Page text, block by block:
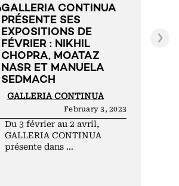
GALLERIA CONTINUA
PRÉSENTE SES
EXPOSITIONS DE
FÉVRIER : NIKHIL
CHOPRA, MOATAZ
NASR ET MANUELA
SEDMACH
GALLERIA CONTINUA
February 3, 2023
Du 3 février au 2 avril,
GALLERIA CONTINUA
présente dans …